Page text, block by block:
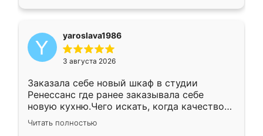
yaroslava1986
3 августа 2026
Заказала себе новый шкаф в студии
Ренессанс где ранее заказывала себе
новую кухню.Чего искать, когда качеством
вполне довольна. Служит кухня уже почти
два года, нареканий нет.
Читать полностью